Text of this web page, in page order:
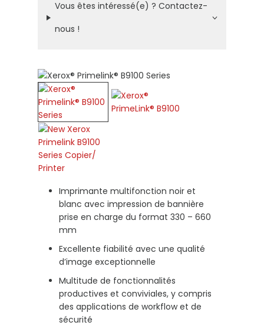
Vous êtes intéressé(e) ? Contactez-
nous !
Imprimante multifonction noir et
blanc avec impression de bannière
prise en charge du format 330 – 660
mm
Excellente fiabilité avec une qualité
d’image exceptionnelle
Multitude de fonctionnalités
productives et conviviales, y compris
des applications de workflow et de
sécurité